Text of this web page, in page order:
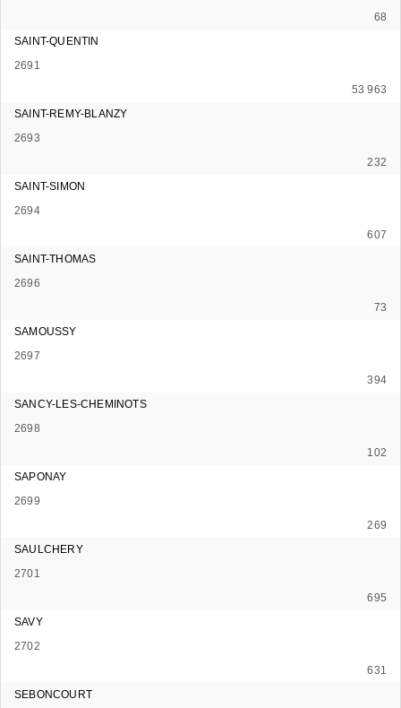
68
SAINT-QUENTIN
2691
53 963
SAINT-REMY-BLANZY
2693
232
SAINT-SIMON
2694
607
SAINT-THOMAS
2696
73
SAMOUSSY
2697
394
SANCY-LES-CHEMINOTS
2698
102
SAPONAY
2699
269
SAULCHERY
2701
695
SAVY
2702
631
SEBONCOURT